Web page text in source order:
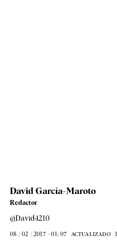
David García-Maroto
Redactor
@David4210
08 / 02 / 2017 - 01: 07 ACTUALIZADO